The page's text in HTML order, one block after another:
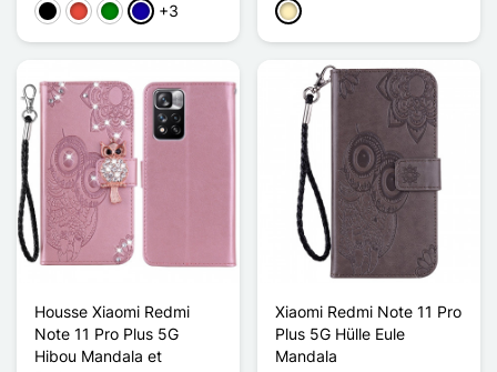
Schwarz
Rot GrünDunkelblau
+3 Golden
Housse Xiaomi Redmi
Note 11 Pro Plus 5G
Hibou Mandala et
Xiaomi Redmi Note 11 Pro
Plus 5G Hülle Eule
Mandala